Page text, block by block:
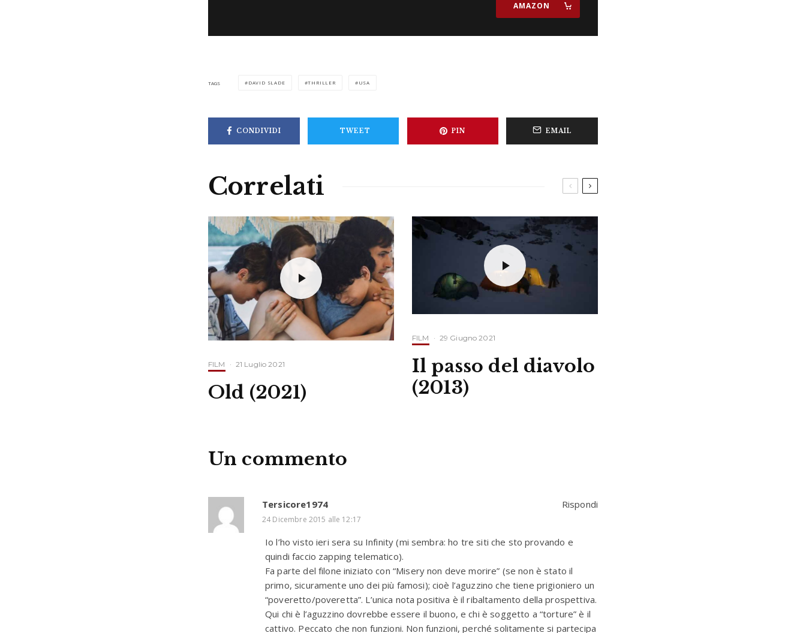
AMAZON
TAGS DAVID SLADE THRILLER USA
CONDIVIDI TWEET PIN EMAIL
Correlati
FILM · 21 Luglio 2021
Old (2021)
FILM · 29 Giugno 2021
Il passo del diavolo
(2013)
Un commento
Tersicore1974
24 Dicembre 2015 alle 12:17
Io l’ho visto ieri sera su Infinity (mi sembra: ho tre siti che sto provando e
quindi faccio zapping telematico).
Fa parte del filone iniziato con “Misery non deve morire” (se non è stato il
primo, sicuramente uno dei più famosi); cioè l’aguzzino che tiene prigioniero un
“poveretto/poveretta”. L’unica nota positiva è il ribaltamento della prospettiva.
Qui chi è l’aguzzino dovrebbe essere il buono, e chi è soggetto a “torture” è il
cattivo. Peccato che non funzioni. Non funzioni, perché solitamente si partecipa
Rispondi